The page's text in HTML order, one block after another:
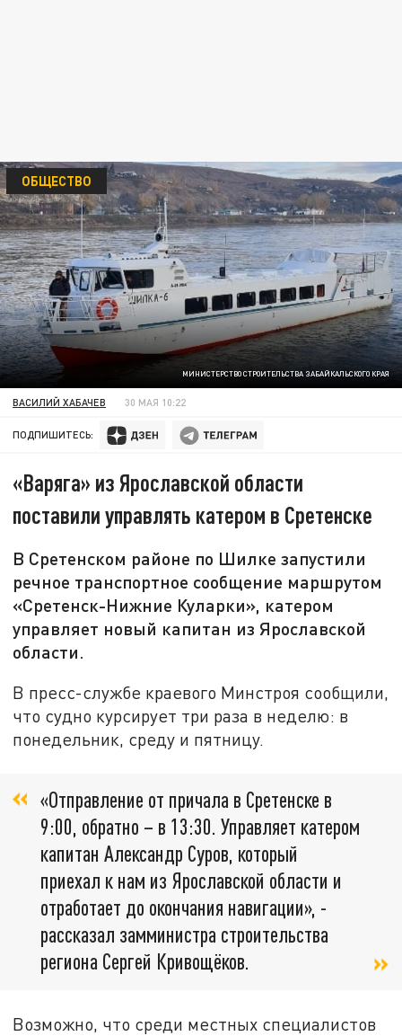
МИНИСТЕРСТВО СТРОИТЕЛЬСТВА ЗАБАЙКАЛЬСКОГО КРАЯ
ОБЩЕСТВО
ВАСИЛИЙ ХАБАЧЕВ 30 МАЯ 10:22
ПОДПИШИТЕСЬ:
«Варяга» из Ярославской области
поставили управлять катером в Сретенске
В Сретенском районе по Шилке запустили
речное транспортное сообщение маршрутом
«Сретенск-Нижние Куларки», катером
управляет новый капитан из Ярославской
области.
В пресс-службе краевого Минстроя сообщили,
что судно курсирует три раза в неделю: в
понедельник, среду и пятницу.
«Отправление от причала в Сретенске в
9:00, обратно – в 13:30. Управляет катером
капитан Александр Суров, который
приехал к нам из Ярославской области и
отработает до окончания навигации», -
рассказал замминистра строительства
региона Сергей Кривощёков.
Возможно, что среди местных специалистов